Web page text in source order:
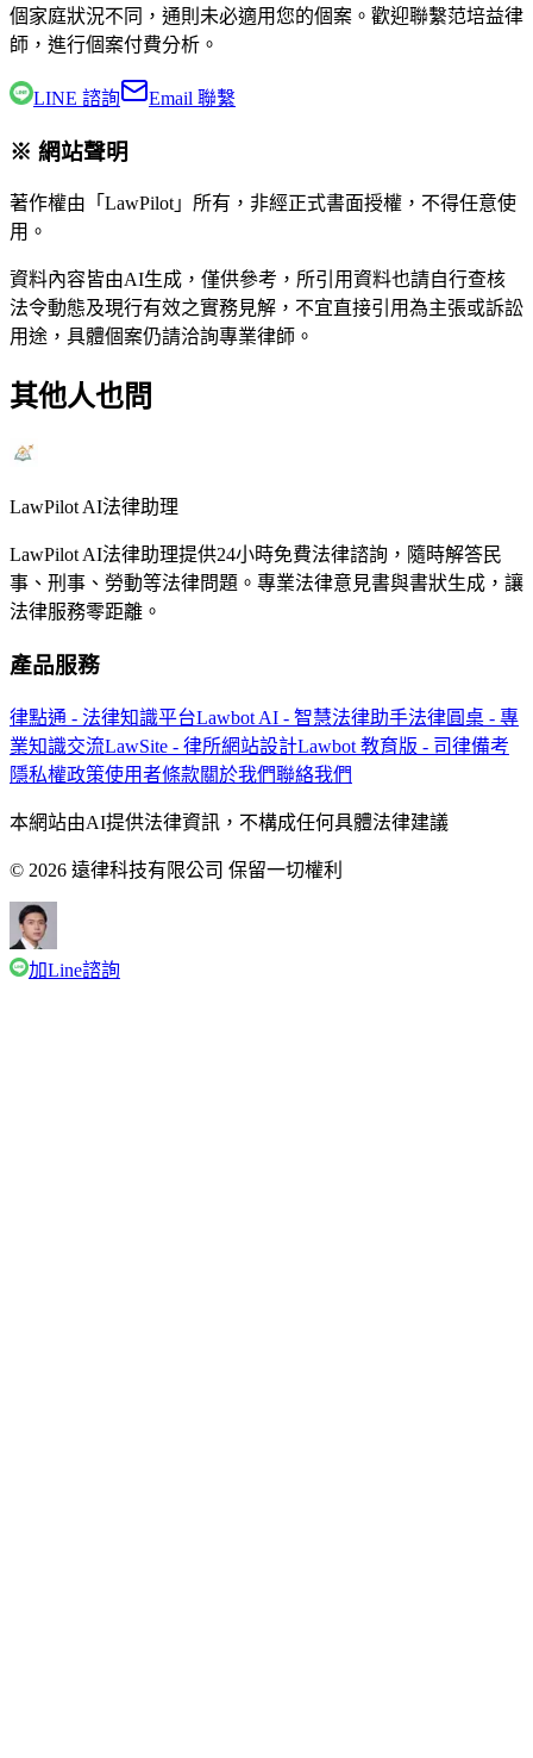
個家庭狀況不同，通則未必適用您的個案。歡迎聯繫范培益律
師 ，進行個案付費分析。
LINE 諮詢 Email 聯繫
※ 網站聲明
著作權由「LawPilot」所有，非經正式書面授權，不得任意使
用。
資料內容皆由AI生成，僅供參考，所引用資料也請自行查核
法令動態及現行有效之實務見解，不宜直接引用為主張或訴訟
用途，具體個案仍請洽詢專業律師。
其他人也問
LawPilot AI法律助理
LawPilot AI法律助理提供24小時免費法律諮詢，隨時解答民
事、刑事、勞動等法律問題。專業法律意見書與書狀生成，讓
法律服務零距離。
產品服務
律點通 - 法律知識平台Lawbot AI - 智慧法律助手法律圓桌 - 專
業知識交流LawSite - 律所網站設計Lawbot 教育版 - 司律備考
隱私權政策使用者條款關於我們聯絡我們
本網站由AI提供法律資訊，不構成任何具體法律建議
© 2026 遠律科技有限公司 保留一切權利
加Line諮詢